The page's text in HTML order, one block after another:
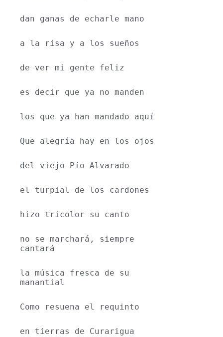
dan ganas de echarle mano
a la risa y a los sueños
de ver mi gente feliz
es decir que ya no manden
los que ya han mandado aquí
Que alegría hay en los ojos
del viejo Pío Alvarado
el turpial de los cardones
hizo tricolor su canto
no se marchará, siempre
cantará
la música fresca de su
manantial
Como resuena el requinto
en tierras de Curarigua